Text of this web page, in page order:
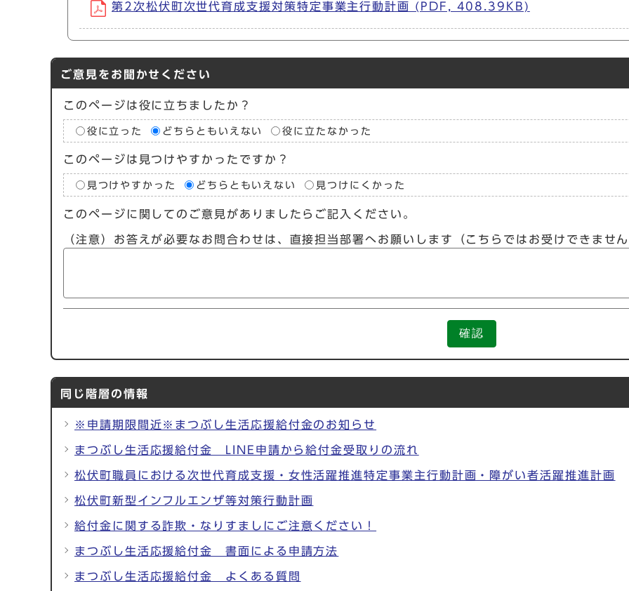
第2次松伏町次世代育成支援対策特定事業主行動計画 (PDF, 408.39KB)
ご意見をお聞かせください
このページは役に立ちましたか？
役に立った どちらともいえない 役に立たなかった
このページは見つけやすかったですか？
見つけやすかった どちらともいえない 見つけにくかった
このページに関してのご意見がありましたらご記入ください。
（注意）お答えが必要なお問合わせは、直接担当部署へお願いします（こちらではお受けできませ
確認
同じ階層の情報
※申請期限間近※まつぶし生活応援給付金のお知らせ
まつぶし生活応援給付金 LINE申請から給付金受取りの流れ
松伏町職員における次世代育成支援・女性活躍推進特定事業主行動計画・障がい者活躍推進計画
松伏町新型インフルエンザ等対策行動計画
給付金に関する詐欺・なりすましにご注意ください！
まつぶし生活応援給付金 書面による申請方法
まつぶし生活応援給付金 よくある質問